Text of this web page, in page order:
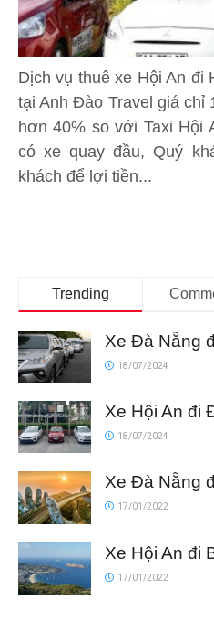
Dịch vụ thuê xe Hội An đi
tại Anh Đào Travel giá chỉ
hơn 40% so với Taxi Hội
có xe quay đầu, Quý
khách để lợi tiền...
Trending
Xe Đà Nẵng
18/07/2024
Xe Hội An đi
18/07/2024
Xe Đà Nẵng
17/01/2022
Xe Hội An đi
17/01/2022